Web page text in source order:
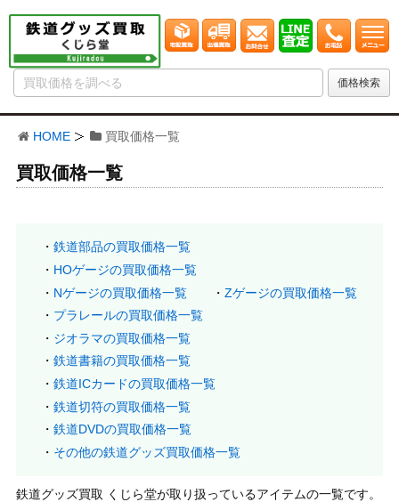
HOME 買取価格一覧
買取価格一覧
鉄道部品の買取価格一覧
HOゲージの買取価格一覧
Nゲージの買取価格一覧
Zゲージの買取価格一覧
プラレールの買取価格一覧
ジオラマの買取価格一覧
鉄道書籍の買取価格一覧
鉄道ICカードの買取価格一覧
鉄道切符の買取価格一覧
鉄道DVDの買取価格一覧
その他の鉄道グッズ買取価格一覧
鉄道グッズ買取 くじら堂が取り扱っているアイテムの一覧です。